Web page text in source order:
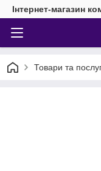
Інтернет-магазин
Товари та